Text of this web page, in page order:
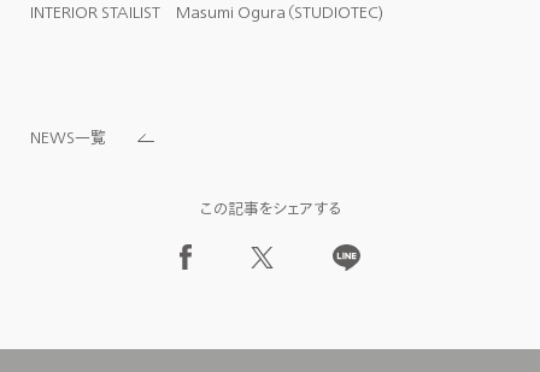
INTERIOR STAILIST Masumi Ogura（STUDIOTEC)
NEWS一覧
この記事をシェアする